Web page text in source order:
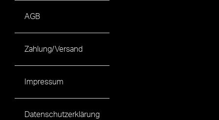
AGB
Zahlung/Versand
Impressum
Datenschutzerklärung